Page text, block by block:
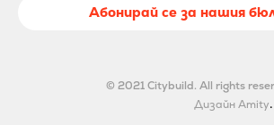
Абонирай се за нашия
© 2021 Citybuild. All rights
Дизайн Amity.